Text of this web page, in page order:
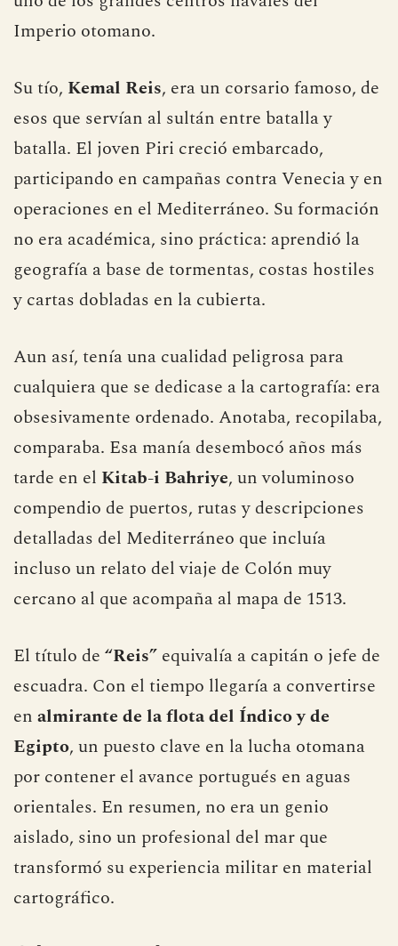
Imperio otomano.
Su tío, Kemal Reis, era un corsario famoso, de
esos que servían al sultán entre batalla y
batalla. El joven Piri creció embarcado,
participando en campañas contra Venecia y en
operaciones en el Mediterráneo. Su formación
no era académica, sino práctica: aprendió la
geografía a base de tormentas, costas hostiles
y cartas dobladas en la cubierta.
Aun así, tenía una cualidad peligrosa para
cualquiera que se dedicase a la cartografía: era
obsesivamente ordenado. Anotaba, recopilaba,
comparaba. Esa manía desembocó años más
tarde en el Kitab-i Bahriye, un voluminoso
compendio de puertos, rutas y descripciones
detalladas del Mediterráneo que incluía
incluso un relato del viaje de Colón muy
cercano al que acompaña al mapa de 1513.
El título de “Reis” equivalía a capitán o jefe de
escuadra. Con el tiempo llegaría a convertirse
en almirante de la flota del Índico y de
Egipto, un puesto clave en la lucha otomana
por contener el avance portugués en aguas
orientales. En resumen, no era un genio
aislado, sino un profesional del mar que
transformó su experiencia militar en material
cartográfico.